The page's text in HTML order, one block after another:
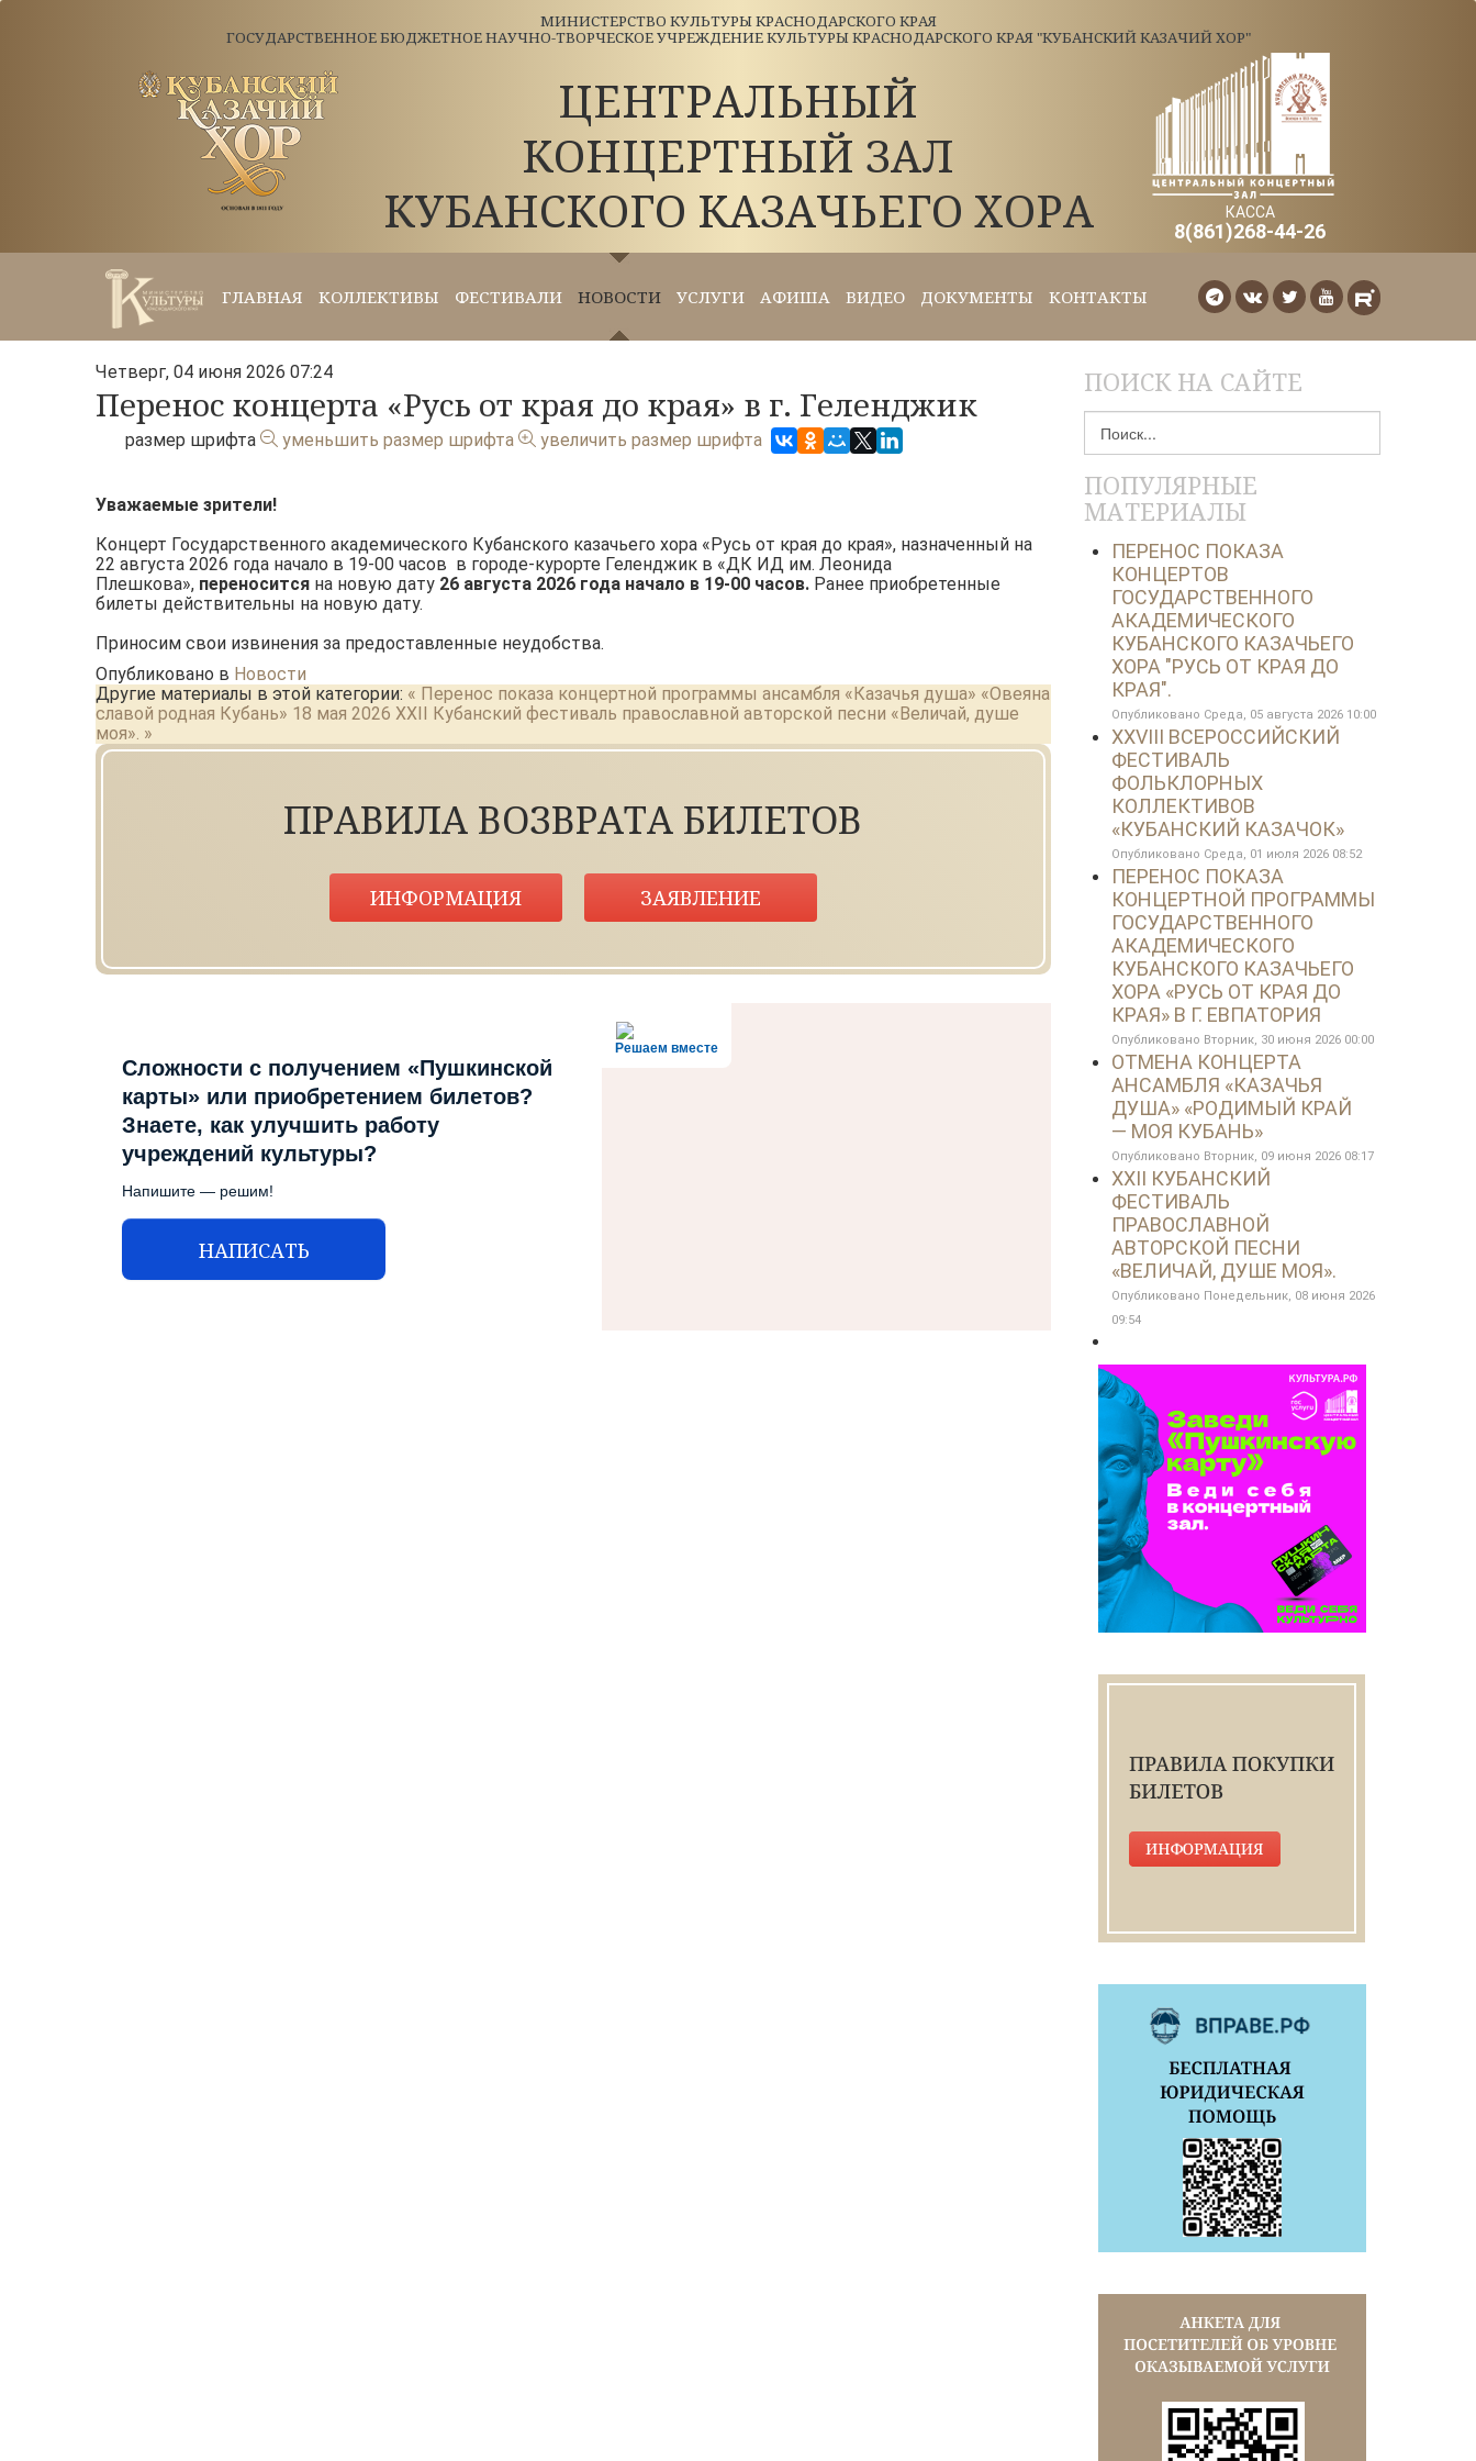
МИНИСТЕРСТВО КУЛЬТУРЫ КРАСНОДАРСКОГО КРАЯ
ГОСУДАРСТВЕННОЕ БЮДЖЕТНОЕ НАУЧНО-ТВОРЧЕСКОЕ УЧРЕЖДЕНИЕ КУЛЬТУРЫ КРАСНОДАРСКОГО КРАЯ "КУБАНСКИЙ КАЗАЧИЙ ХОР"
ЦЕНТРАЛЬНЫЙ
КОНЦЕРТНЫЙ ЗАЛ
КУБАНСКОГО КАЗАЧЬЕГО ХОРА
КАССА
8(861)268-44-26
ГЛАВНАЯ КОЛЛЕКТИВЫ ФЕСТИВАЛИ НОВОСТИ УСЛУГИ АФИША ВИДЕО ДОКУМЕНТЫ КОНТАКТЫ
Четверг, 04 июня 2026 07:24
Перенос концерта «Русь от края до края» в г. Геленджик
размер шрифта уменьшить размер шрифта увеличить размер шрифта
Уважаемые зрители!
Концерт Государственного академического Кубанского казачьего хора «Русь от края до края», назначенный на
22 августа 2026 года начало в 19-00 часов в городе-курорте Геленджик в «ДК ИД им. Леонида
Плешкова», переносится на новую дату 26 августа 2026 года начало в 19-00 часов. Ранее приобретенные
билеты действительны на новую дату.
Приносим свои извинения за предоставленные неудобства.
Опубликовано в Новости
Другие материалы в этой категории: « Перенос показа концертной программы ансамбля «Казачья душа» «Овеяна
славой родная Кубань» 18 мая 2026 XXII Кубанский фестиваль православной авторской песни «Величай, душе
моя». »
ПРАВИЛА ВОЗВРАТА БИЛЕТОВ
ИНФОРМАЦИЯ ЗАЯВЛЕНИЕ
Решаем вместе
Сложности с получением «Пушкинской
карты» или приобретением билетов?
Знаете, как улучшить работу
учреждений культуры?
Напишите — решим!
НАПИСАТЬ
ПОИСК НА САЙТЕ
ПОПУЛЯРНЫЕ
МАТЕРИАЛЫ
ПЕРЕНОС ПОКАЗА
КОНЦЕРТОВ
ГОСУДАРСТВЕННОГО
АКАДЕМИЧЕСКОГО
КУБАНСКОГО КАЗАЧЬЕГО
ХОРА "РУСЬ ОТ КРАЯ ДО
КРАЯ".
Опубликовано Среда, 05 августа 2026 10:00
XXVIII ВСЕРОССИЙСКИЙ
ФЕСТИВАЛЬ
ФОЛЬКЛОРНЫХ
КОЛЛЕКТИВОВ
«КУБАНСКИЙ КАЗАЧОК»
Опубликовано Среда, 01 июля 2026 08:52
ПЕРЕНОС ПОКАЗА
КОНЦЕРТНОЙ ПРОГРАММЫ
ГОСУДАРСТВЕННОГО
АКАДЕМИЧЕСКОГО
КУБАНСКОГО КАЗАЧЬЕГО
ХОРА «РУСЬ ОТ КРАЯ ДО
КРАЯ» В Г. ЕВПАТОРИЯ
Опубликовано Вторник, 30 июня 2026 00:00
ОТМЕНА КОНЦЕРТА
АНСАМБЛЯ «КАЗАЧЬЯ
ДУША» «РОДИМЫЙ КРАЙ
— МОЯ КУБАНЬ»
Опубликовано Вторник, 09 июня 2026 08:17
XXII КУБАНСКИЙ
ФЕСТИВАЛЬ
ПРАВОСЛАВНОЙ
АВТОРСКОЙ ПЕСНИ
«ВЕЛИЧАЙ, ДУШЕ МОЯ».
Опубликовано Понедельник, 08 июня 2026
09:54